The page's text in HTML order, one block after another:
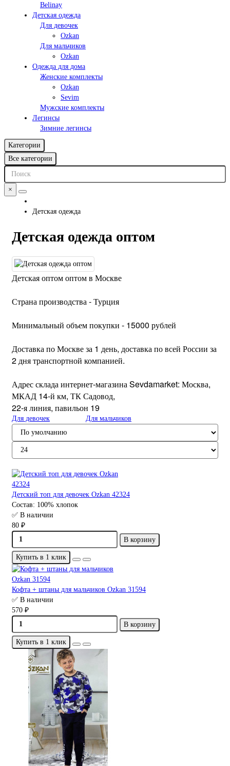
Belinay
Детская одежда
Для девочек
Ozkan
Для мальчиков
Ozkan
Одежда для дома
Женские комплекты
Ozkan
Sevim
Мужские комплекты
Легинсы
Зимние легинсы
Категории
Все категории
×
Детская одежда
Детская одежда оптом
Детская оптом оптом в Москве
Страна производства - Турция
Минимальный объем покупки - 15000 рублей
Доставка по Москве за 1 день, доставка по всей России за
2 дня транспортной компанией.
Адрес склада интернет-магазина Sevdamarket: Москва,
МКАД 14-й км, ТК Садовод,
22-я линия, павильон 19
Для девочек Для мальчиков
Детский топ для девочек Ozkan 42324
Состав: 100% хлопок
✅ В наличии
80 ₽
В корзину
Купить в 1 клик
Кофта + штаны для мальчиков Ozkan 31594
✅ В наличии
570 ₽
В корзину
Купить в 1 клик